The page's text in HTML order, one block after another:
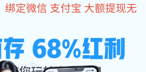
400-618-1990